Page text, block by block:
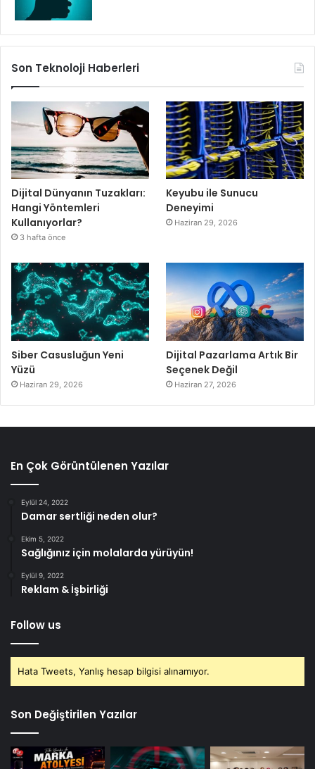
Son Teknoloji Haberleri
Dijital Dünyanın Tuzakları:
Hangi Yöntemleri
Kullanıyorlar?
3 hafta önce
Keyubu ile Sunucu
Deneyimi
Haziran 29, 2026
Siber Casusluğun Yeni
Yüzü
Haziran 29, 2026
Dijital Pazarlama Artık Bir
Seçenek Değil
Haziran 27, 2026
En Çok Görüntülenen Yazılar
Eylül 24, 2022
Damar sertliği neden olur?
Ekim 5, 2022
Sağlığınız için molalarda yürüyün!
Eylül 9, 2022
Reklam & İşbirliği
Follow us
Hata Tweets, Yanlış hesap bilgisi alınamıyor.
Son Değiştirilen Yazılar